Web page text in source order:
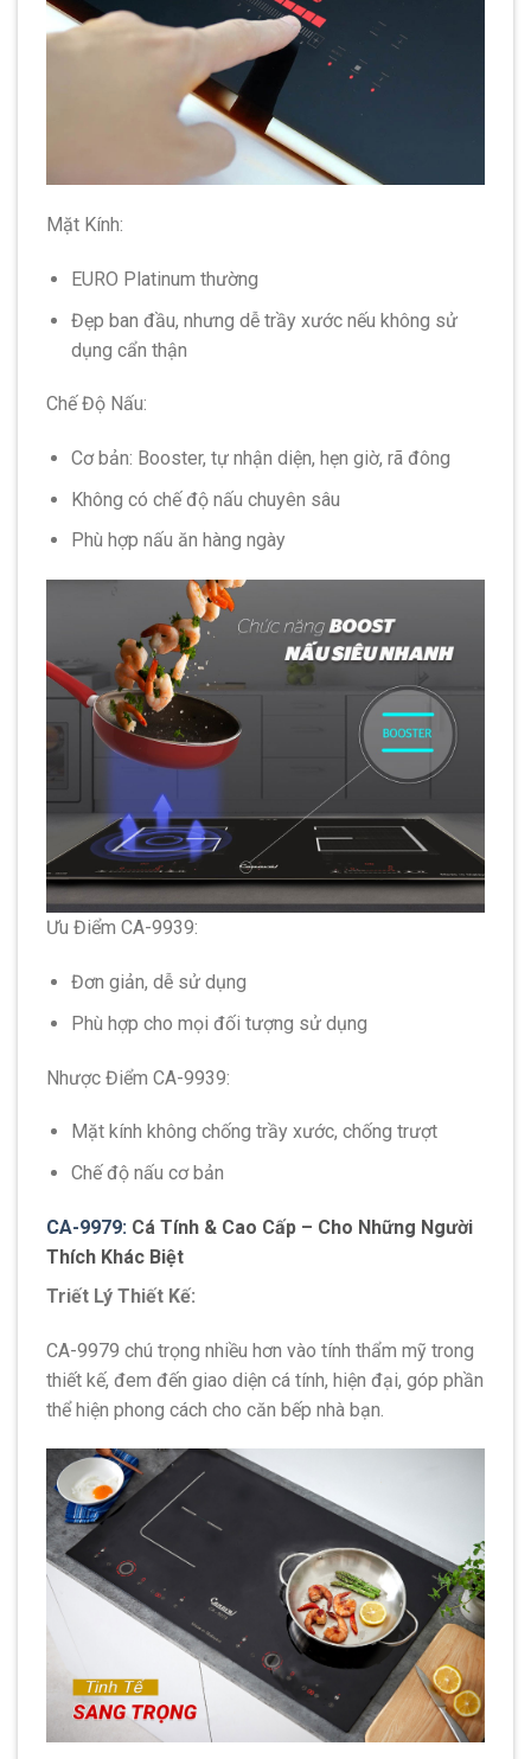
Mặt Kính:
EURO Platinum thường
Đẹp ban đầu, nhưng dễ trầy xước nếu không sử
dụng cẩn thận
Chế Độ Nấu:
Cơ bản: Booster, tự nhận diện, hẹn giờ, rã đông
Không có chế độ nấu chuyên sâu
Phù hợp nấu ăn hàng ngày
Ưu Điểm CA-9939:
Đơn giản, dễ sử dụng
Phù hợp cho mọi đối tượng sử dụng
Nhược Điểm CA-9939:
Mặt kính không chống trầy xước, chống trượt
Chế độ nấu cơ bản
CA-9979: Cá Tính & Cao Cấp – Cho Những Người
Thích Khác Biệt
Triết Lý Thiết Kế:
CA-9979 chú trọng nhiều hơn vào tính thẩm mỹ trong
thiết kế, đem đến giao diện cá tính, hiện đại, góp phần
thể hiện phong cách cho căn bếp nhà bạn.